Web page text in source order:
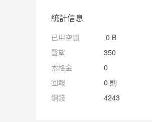
統計信息
已用空間 0 B
聲望
350
索格金
0
回報
0 則
銅錢
4243